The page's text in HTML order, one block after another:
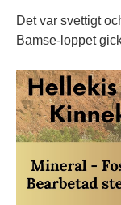
Det var svettigt
Bamse-loppet